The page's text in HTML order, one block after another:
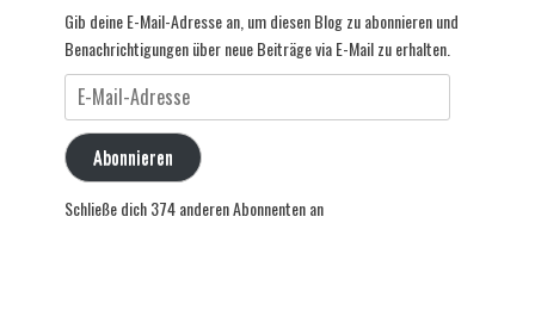
Gib deine E-Mail-Adresse an, um diesen Blog zu abonnieren und
Benachrichtigungen über neue Beiträge via E-Mail zu erhalten.
Mail-
Adresse
Abonnieren
Schließe dich 374 anderen Abonnenten an